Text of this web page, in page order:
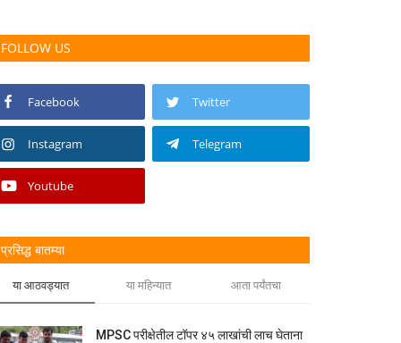
FOLLOW US
Facebook Twitter
Instagram Telegram
Youtube
प्रसिद्ध बातम्या
या आठवड्यात या महिन्यात आता पर्यंतचा
MPSC परीक्षेतील टॉपर ४५ लाखांची लाच घेताना